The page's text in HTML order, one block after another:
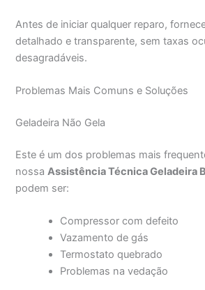
Antes de iniciar qualquer reparo,
detalhado e transparente, sem taxas
desagradáveis.
Problemas Mais Comuns e Soluções
Geladeira Não Gela
Este é um dos problemas mais
nossaAssistência Técnica Geladeira
podem ser:
Compressor com defeito
Vazamento de gás
Termostato quebrado
Problemas na vedação